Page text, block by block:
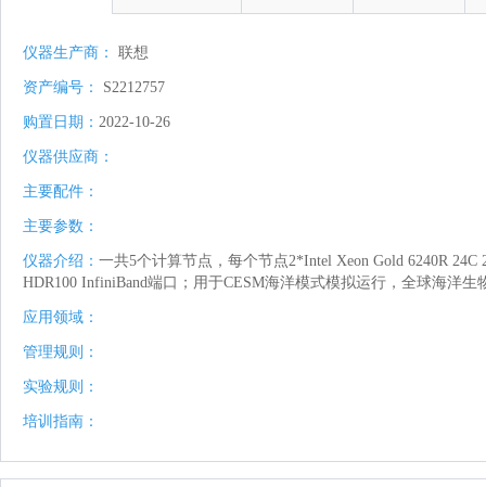
仪器生产商： 联想
资产编号： S2212757
购置日期： 2022-10-26
仪器供应商：
主要配件：
主要参数：
仪器介绍： 一共5个计算节点，每个节点2*Intel Xeon Gold 6240R
HDR100 InfiniBand端口；用于CESM海洋模式模拟运行，全球海洋
应用领域：
管理规则：
实验规则：
培训指南：